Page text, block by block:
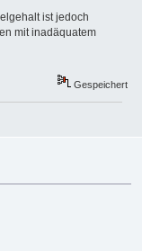
ist jedoch
mit inadäquatem
Gespeichert